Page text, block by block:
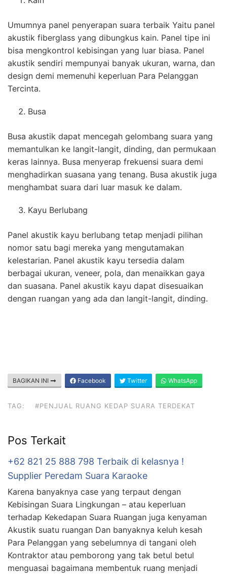
Umumnya panel penyerapan suara terbaik Yaitu panel
akustik fiberglass yang dibungkus kain. Panel tipe ini
bisa mengkontrol kebisingan yang luar biasa. Panel
akustik sendiri mempunyai banyak ukuran, warna, dan
design demi memenuhi keperluan Para Pelanggan
Tercinta.
Busa
Busa akustik dapat mencegah gelombang suara yang
memantulkan ke langit-langit, dinding, dan permukaan
keras lainnya. Busa menyerap frekuensi suara demi
menghadirkan suasana yang tenang. Busa akustik juga
menghambat suara dari luar masuk ke dalam.
Kayu Berlubang
Panel akustik kayu berlubang tetap menjadi pilihan
nomor satu bagi mereka yang mengutamakan
kelestarian. Panel akustik kayu tersedia dalam
berbagai ukuran, veneer, pola, dan menaikkan gaya
dan suasana. Panel akustik kayu dapat disesuaikan
dengan ruangan yang ada dan langit-langit, dinding.
BAGIKAN INI Facebook Twitter WhatsApp
TAG: #PENJUAL RUANG KEDAP SUARA TERDEKAT
Pos Terkait
+62 821 25 888 798 Terbaik di kelasnya !
Supplier Peredam Suara Karaoke
Karena banyaknya case yang terpaut dengan
Kebisingan Suara Lingkungan – atau keperluan
terhadap Kekedapan Suara Ruangan juga kenyaman
Akustik suatu ruangan Dan banyaknya keluh kesah
Para Pelanggan yang sebelumnya di tangani oleh
Kontraktor atau pemborong yang tak betul betul
menguasai bagaimana membentuk ruang menjadi